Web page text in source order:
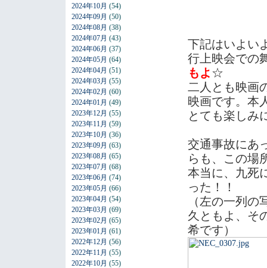
2024年10月 (54)
2024年09月 (50)
2024年08月 (38)
2024年07月 (43)
2024年06月 (37)
2024年05月 (64)
2024年04月 (51)
2024年03月 (55)
2024年02月 (60)
2024年01月 (49)
2023年12月 (55)
2023年11月 (59)
2023年10月 (36)
2023年09月 (63)
2023年08月 (65)
2023年07月 (68)
2023年06月 (74)
2023年05月 (66)
2023年04月 (54)
2023年03月 (69)
2023年02月 (65)
2023年01月 (61)
2022年12月 (56)
2022年11月 (55)
2022年10月 (55)
下記はいよい
行上映会での
もよ☆
二人とも映画
映画です。本
とても楽しみ
交通事故にあ
らも、この場
本当に、九死
った！！
（左の一列
久ともよ、そ
希です）